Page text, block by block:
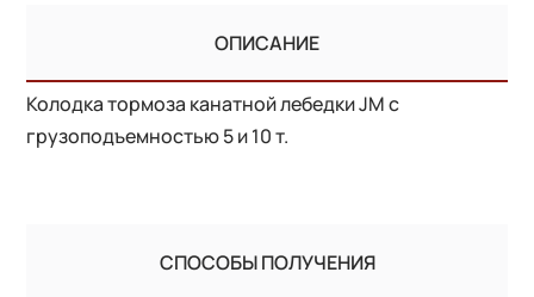
ОПИСАНИЕ
Колодка тормоза канатной лебедки JM с
грузоподъемностью 5 и 10 т.
СПОСОБЫ ПОЛУЧЕНИЯ